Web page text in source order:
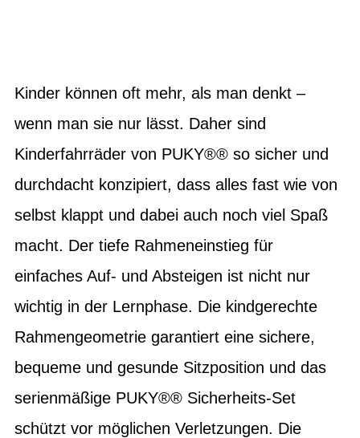
Kinder können oft mehr, als man denkt –
wenn man sie nur lässt. Daher sind
Kinderfahrräder von PUKY®® so sicher und
durchdacht konzipiert, dass alles fast wie von
selbst klappt und dabei auch noch viel Spaß
macht. Der tiefe Rahmeneinstieg für
einfaches Auf- und Absteigen ist nicht nur
wichtig in der Lernphase. Die kindgerechte
Rahmengeometrie garantiert eine sichere,
bequeme und gesunde Sitzposition und das
serienmäßige PUKY®® Sicherheits-Set
schützt vor möglichen Verletzungen. Die